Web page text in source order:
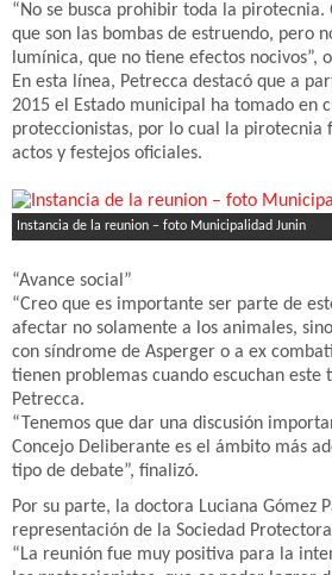
“No se busca prohibir toda la pirotecnia.
que son las bombas de estruendo, pero
lumínica, que no tiene efectos nocivos”,
En esta línea, Petrecca destacó que a
2015 el Estado municipal ha tomado en
proteccionistas, por lo cual la pirotecnia
actos y festejos oficiales.
Instancia de la reunion – foto Municipalidad Junin
“Avance social”
“Creo que es importante ser parte de
afectar no solamente a los animales,
con síndrome de Asperger o a ex
tienen problemas cuando escuchan este
Petrecca.
“Tenemos que dar una discusión
Concejo Deliberante es el ámbito más
tipo de debate”, finalizó.
Por su parte, la doctora Luciana Gómez
representación de la Sociedad
“La reunión fue muy positiva para la